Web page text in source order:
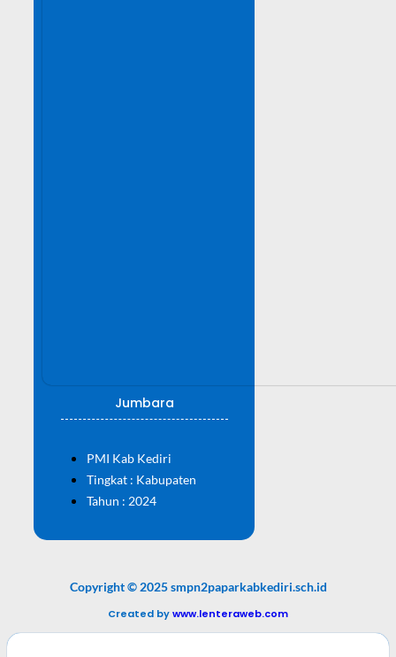
Jumbara
PMI Kab Kediri
Tingkat : Kabupaten
Tahun : 2024
Copyright © 2025 smpn2paparkabkediri.sch.id
Created bywww.lenteraweb.com